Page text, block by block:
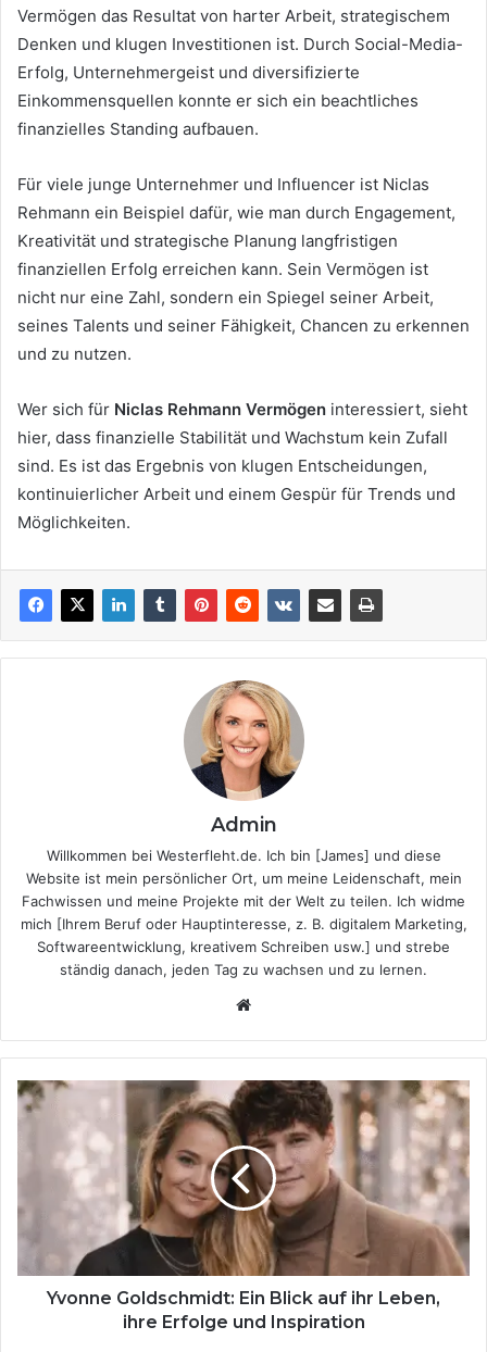
Vermögen das Resultat von harter Arbeit, strategischem
Denken und klugen Investitionen ist. Durch Social-Media-
Erfolg, Unternehmergeist und diversifizierte
Einkommensquellen konnte er sich ein beachtliches
finanzielles Standing aufbauen.
Für viele junge Unternehmer und Influencer ist Niclas
Rehmann ein Beispiel dafür, wie man durch Engagement,
Kreativität und strategische Planung langfristigen
finanziellen Erfolg erreichen kann. Sein Vermögen ist
nicht nur eine Zahl, sondern ein Spiegel seiner Arbeit,
seines Talents und seiner Fähigkeit, Chancen zu erkennen
und zu nutzen.
Wer sich für Niclas Rehmann Vermögen interessiert, sieht
hier, dass finanzielle Stabilität und Wachstum kein Zufall
sind. Es ist das Ergebnis von klugen Entscheidungen,
kontinuierlicher Arbeit und einem Gespür für Trends und
Möglichkeiten.
Admin
Willkommen bei Westerfleht.de. Ich bin [James] und diese
Website ist mein persönlicher Ort, um meine Leidenschaft, mein
Fachwissen und meine Projekte mit der Welt zu teilen. Ich widme
mich [Ihrem Beruf oder Hauptinteresse, z. B. digitalem Marketing,
Softwareentwicklung, kreativem Schreiben usw.] und strebe
ständig danach, jeden Tag zu wachsen und zu lernen.
Yvonne
Goldschmidt:
ihr
ihre
Erfolge
Yvonne Goldschmidt: Ein Blick auf ihr Leben,
ihre Erfolge und Inspiration